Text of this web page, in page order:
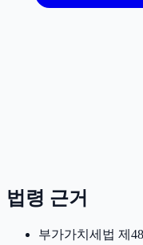
법령 근거
부가가치세법 제